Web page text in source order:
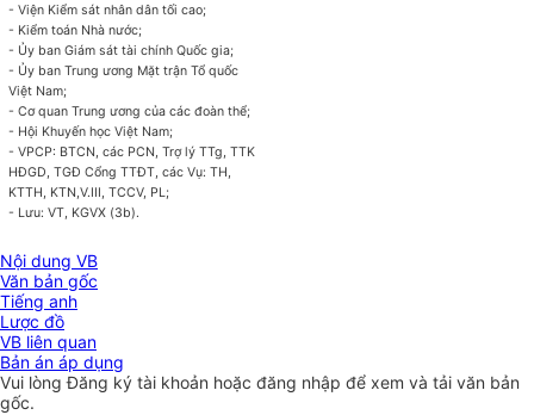
- Viện Kiểm sát nhân dân tối cao;
- Kiểm toán Nhà nước;
- Ủy ban Giám sát tài chính Quốc gia;
- Ủy ban Trung ương Mặt trận Tổ quốc
Việt Nam;
- Cơ quan Trung ương của các đoàn thể;
- Hội Khuyến học Việt Nam;
- VPCP: BTCN, các PCN, Trợ lý TTg, TTK
HĐGD, TGĐ Cổng TTĐT,các Vụ: TH,
KTTH, KTN,V.III, TCCV, PL;
- Lưu: VT, KGVX (3b).
Nội dung VB
Văn bản gốc
Tiếng anh
Lược đồ
VB liên quan
Bản án áp dụng
Vui lòngĐăng ký tài khoản hoặc đăng nhập để xem và tải văn bản
gốc.